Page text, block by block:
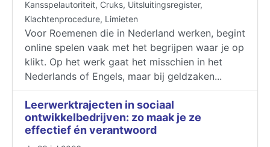
Kansspelautoriteit, Cruks, Uitsluitingsregister,
Klachtenprocedure, Limieten
Voor Roemenen die in Nederland werken, begint
online spelen vaak met het begrijpen waar je op
klikt. Op het werk gaat het misschien in het
Nederlands of Engels, maar bij geldzaken...
Leerwerktrajecten in sociaal
ontwikkelbedrijven: zo maak je ze
effectief én verantwoord